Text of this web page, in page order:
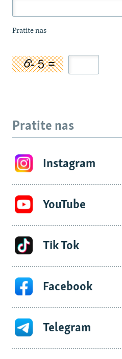
Pratite nas
Pratite nas
Instagram
YouTube
Tik Tok
Facebook
Telegram